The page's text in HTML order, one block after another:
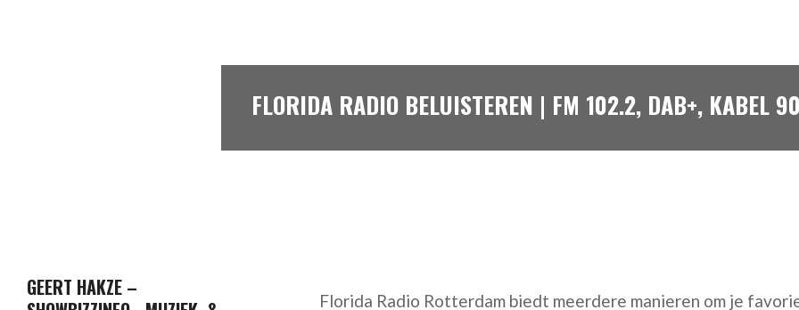
FLORIDA RADIO BELUISTEREN | FM 102.2, DAB+, KABEL
Florida Radio Rotterdam biedt meerdere manieren om je
GEERT HAKZE –